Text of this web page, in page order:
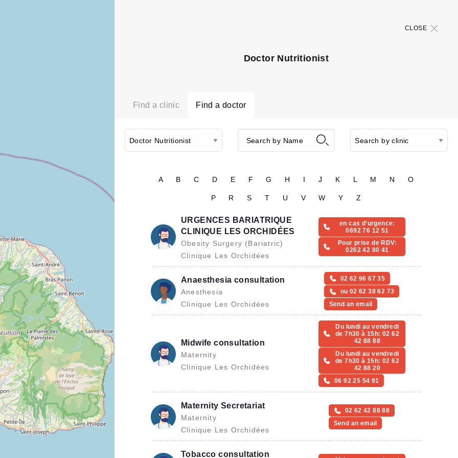
CLOSE
Doctor Nutritionist
Find a clinic Find a doctor
A B C D E F G H I J K L M N O
P R S T U V W Y Z
URGENCES BARIATRIQUE
CLINIQUE LES ORCHIDÉES
Obesity Surgery (Bariatric)
Clinique Les Orchidées
en cas d'urgence:
0692 76 12 51
Pour prise de RDV:
0262 42 80 41
Anaesthesia consultation
Anesthesia
Clinique Les Orchidées
02 62 96 67 35
ou 02 62 38 62 73
Send an email
Midwife consultation
Maternity
Clinique Les Orchidées
Du lundi au vendredi
de 7h30 à 15h: 02 62
42 88 88
Du lundi au vendredi
de 7h30 à 15h: 02 62
42 88 20
06 92 25 54 91
Maternity Secretariat
Maternity
Clinique Les Orchidées
02 62 42 88 88
Send an email
Tobacco consultation